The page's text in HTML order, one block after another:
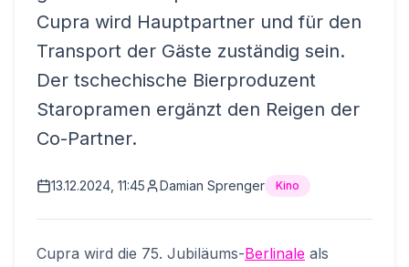
Cupra wird Hauptpartner und für den
Transport der Gäste zuständig sein.
Der tschechische Bierproduzent
Staropramen ergänzt den Reigen der
Co-Partner.
13.12.2024, 11:45 Damian Sprenger Kino
Cupra wird die 75. Jubiläums-Berlinale als